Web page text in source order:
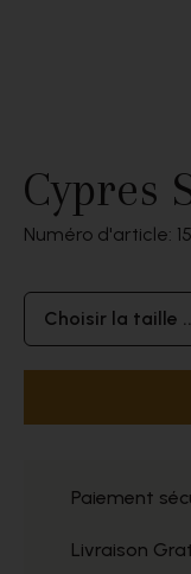
Cypres
Numéro d'article:
Choisir la taille
Paiement
Livraison